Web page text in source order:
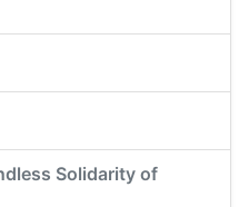
Solidarity of